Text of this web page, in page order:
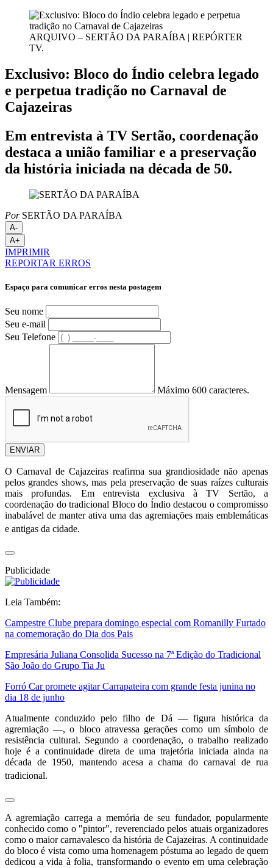
ARQUIVO – SERTÃO DA PARAÍBA | REPÓRTER
TV.
Exclusivo: Bloco do Índio celebra legado
e perpetua tradição no Carnaval de
Cajazeiras
Em entrevista à TV Sertão, coordenação
destaca a união familiar e a preservação
da história iniciada na década de 50.
PorSERTÃO DA PARAÍBA
A-
A+
IMPRIMIR
REPORTAR ERROS
Espaço para comunicar erros nesta postagem
Seu nome
Seu e-mail
Seu Telefone
Mensagem Máximo 600 caracteres.
ENVIAR
O Carnaval de Cajazeiras reafirma sua grandiosidade não apenas
pelos grandes shows, mas pela preservação de suas raízes culturais
mais profundas. Em entrevista exclusiva à TV Sertão, a
coordenação do tradicional Bloco do Índio destacou o compromisso
inabalável de manter ativa uma das agremiações mais emblemáticas
e antigas da cidade.
Publicidade
Leia Também:
Campestre Clube prepara domingo especial com Romanilly Furtado
na comemoração do Dia dos Pais
Empresária Juliana Consolida Sucesso na 7ª Edição do Tradicional
São João do Grupo Tia Ju
Forró Car promete agitar Carrapateira com grande festa junina no
dia 18 de junho
Atualmente conduzido pelo filho de Dá — figura histórica da
agremiação —, o bloco atravessa gerações como um símbolo de
resistência cultural. Segundo a coordenação, o trabalho realizado
hoje é a continuidade direta de uma trajetória iniciada ainda na
década de 1950, mantendo acesa a chama do carnaval de rua
tradicional.
A agremiação carrega a memória de seu fundador, popularmente
conhecido como o "pintor", reverenciado pelos atuais organizadores
como o maior carnavalesco da história de Cajazeiras. A continuidade
do bloco é vista como uma homenagem póstuma ao legado de quem
dedicou a vida à folia, transformando o evento em uma celebração